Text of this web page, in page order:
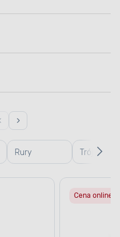
Rury
kanalizacyjne
Trójniki
Cena online